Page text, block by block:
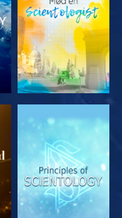
UDFORSK
SERIEN